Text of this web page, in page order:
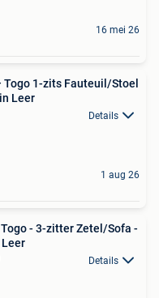
16 mei 26
Togo 1-zits Fauteuil/Stoel
Leer
Details
1 aug 26
- 3-zitter Zetel/Sofa -
Leer
Details